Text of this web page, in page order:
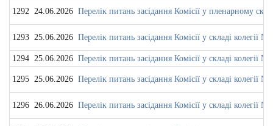
1292 24.06.2026 Перелік питань засідання Комісії у пленарному
1293 25.06.2026 Перелік питань засідання Комісії у складі колегії №
1294 25.06.2026 Перелік питань засідання Комісії у складі
1295 25.06.2026 Перелік питань засідання Комісії у складі колегії №
1296 26.06.2026 Перелік питань засідання Комісії у складі колегії №